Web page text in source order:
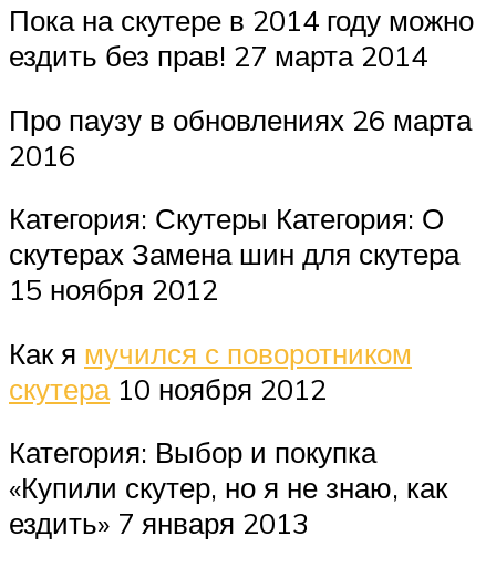
Пока на скутере в 2014 году можно
ездить без прав! 27 марта 2014
Про паузу в обновлениях 26 марта
2016
Категория: Скутеры Категория: О
скутерах Замена шин для скутера
15 ноября 2012
Как я мучился с поворотником
скутера10 ноября 2012
Категория: Выбор и покупка
«Купили скутер, но я не знаю, как
ездить» 7 января 2013